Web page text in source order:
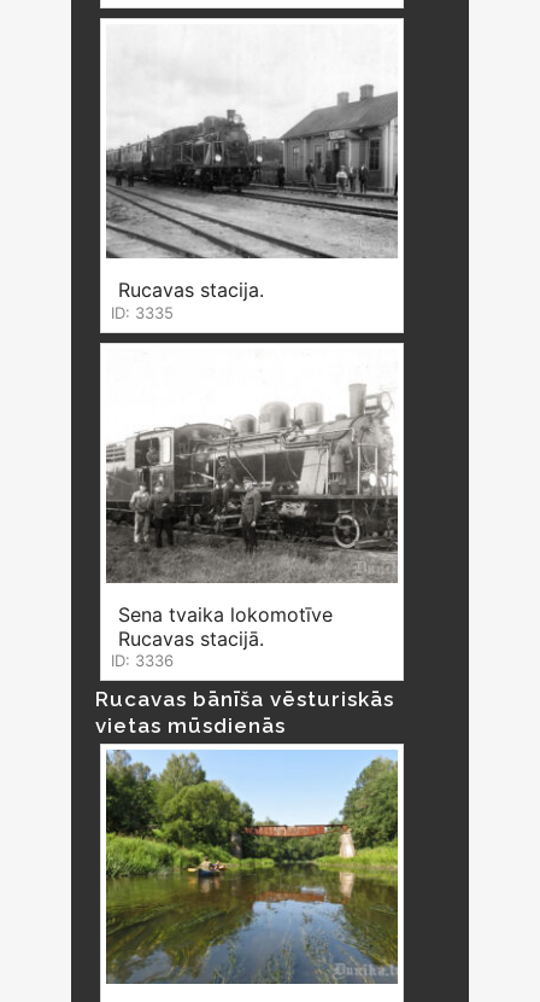
Rucavas stacija.
ID: 3335
Sena tvaika lokomotīve
Rucavas stacijā.
ID: 3336
Rucavas bānīša vēsturiskās
vietas mūsdienās